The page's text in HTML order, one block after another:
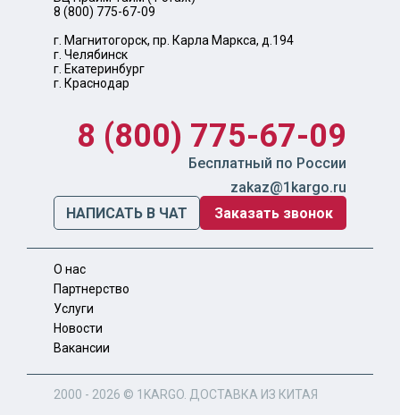
8 (800) 775-67-09
г. Магнитогорск, пр. Карла Маркса, д.194
г. Челябинск
г. Екатеринбург
г. Краснодар
8 (800) 775-67-09
Бесплатный по России
zakaz@1kargo.ru
НАПИСАТЬ В ЧАТ
Заказать звонок
О нас
Партнерство
Услуги
Новости
Вакансии
2000 - 2026 © 1KARGO . ДОСТАВКА ИЗ КИТАЯ